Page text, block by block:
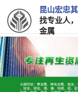
昆山宏忠
找专业人
金属